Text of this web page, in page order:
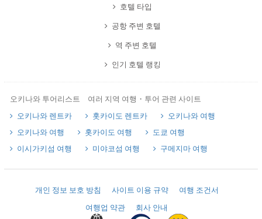
호텔 타입
공항 주변 호텔
역 주변 호텔
인기 호텔 랭킹
오키나와 투어리스트 여러 지역 여행・투어 관련 사이트
오키나와 렌트카
홋카이도 렌트카
오키나와 여행
오키나와 여행
홋카이도 여행
도쿄 여행
이시가키섬 여행
미야코섬 여행 구메지마 여행
개인 정보 보호 방침 사이트 이용 규약
여행 조건서
여행업 약관
회사 안내